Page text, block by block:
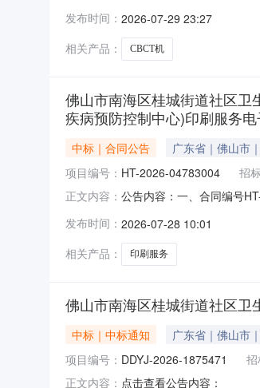
日止（09:00—12:00，
发布时间： 2026-07-29 23:27
相关产品：
CBCT机
佛山市南海区桂城街道社区卫
疾病预防控制中心)印刷服务
中标｜合同公告 广东省｜佛山市
项目编号： HT-2026-04783004 招
正文内容： 公告内容：一、合同编号
区桂城街道社区卫生服务
发布时间： 2026-07-28 10:01
相关产品：
印刷服务
佛山市南海区桂城街道社区
中标｜中标通知 广东省｜佛山市
项目编号： DDYJ-2026-1875471 招
正文内容： 点击查看公告内容：